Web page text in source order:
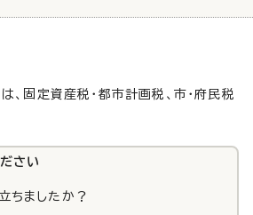
、固定資産税・都市計画税、市・府民税
さい
ちましたか？